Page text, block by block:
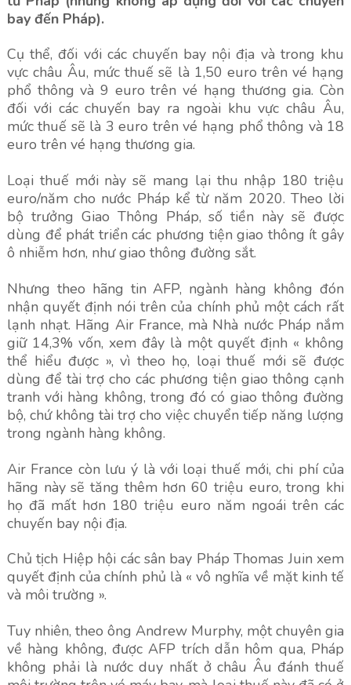
bay đến Pháp).
Cụ thể, đối với các chuyến bay nội địa và trong khu
vực châu Âu, mức thuế sẽ là 1,50 euro trên vé hạng
phổ thông và 9 euro trên vé hạng thương gia. Còn
đối với các chuyến bay ra ngoài khu vực châu Âu,
mức thuế sẽ là 3 euro trên vé hạng phổ thông và 18
euro trên vé hạng thương gia.
Loại thuế mới này sẽ mang lại thu nhập 180 triệu
euro/năm cho nước Pháp kể từ năm 2020. Theo lời
bộ trưởng Giao Thông Pháp, số tiền này sẽ được
dùng để phát triển các phương tiện giao thông ít gây
ô nhiễm hơn, như giao thông đường sắt.
Nhưng theo hãng tin AFP, ngành hàng không đón
nhận quyết định nói trên của chính phủ một cách rất
lạnh nhạt. Hãng Air France, mà Nhà nước Pháp nắm
giữ 14,3% vốn, xem đây là một quyết định « không
thể hiểu được », vì theo họ, loại thuế mới sẽ được
dùng để tài trợ cho các phương tiện giao thông cạnh
tranh với hàng không, trong đó có giao thông đường
bộ, chứ không tài trợ cho việc chuyển tiếp năng lượng
trong ngành hàng không.
Air France còn lưu ý là với loại thuế mới, chi phí của
hãng này sẽ tăng thêm hơn 60 triệu euro, trong khi
họ đã mất hơn 180 triệu euro năm ngoái trên các
chuyến bay nội địa.
Chủ tịch Hiệp hội các sân bay Pháp Thomas Juin xem
quyết định của chính phủ là « vô nghĩa về mặt kinh tế
và môi trường ».
Tuy nhiên, theo ông Andrew Murphy, một chuyên gia
về hàng không, được AFP trích dẫn hôm qua, Pháp
không phải là nước duy nhất ở châu Âu đánh thuế